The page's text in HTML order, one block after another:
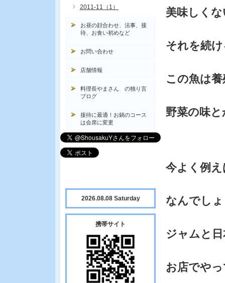
美味しく
それを続
この魚は
野菜の味
今よく例え
なんでし
ジャムと
お店でや
2011-11（1）
お昼の顔合わせ、法事、接
待、お食い初めなど
お問い合わせ
店舗情報
料理長やまさん の独り言
ブログ
接待に最適！お鍋のコース
は会席に変更
2026.08.08 Saturday
携帯サイト